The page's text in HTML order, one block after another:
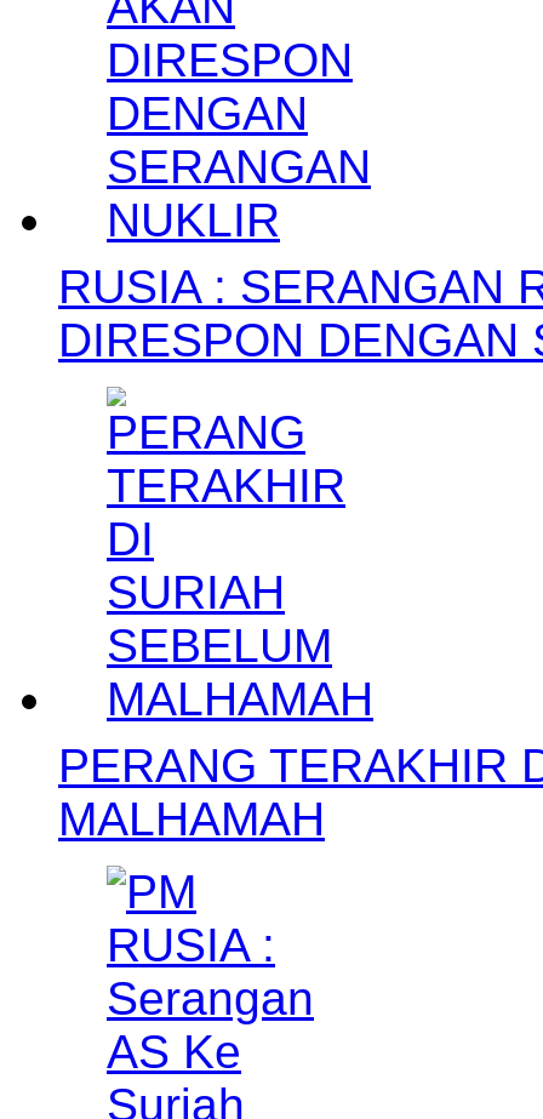
RUSIA : SERANGAN
DIRESPON
PERANG TERAKHIR
MALHAMAH